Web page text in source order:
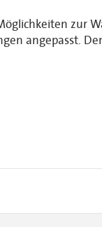
zur
angepasst.